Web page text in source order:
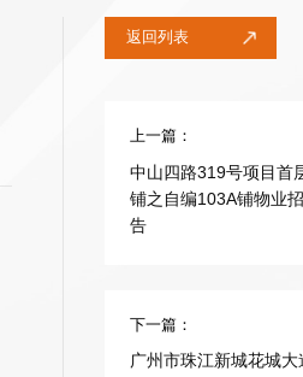
返回列表
上一篇：
中山四路319号项目首
铺之自编103A铺物业
告
下一篇：
广州市珠江新城花城大